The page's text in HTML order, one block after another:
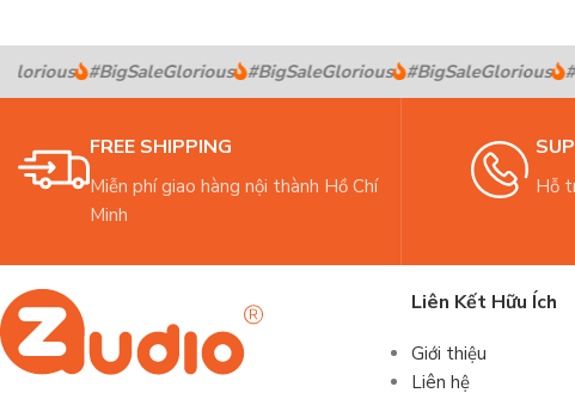
#BigSaleGlorious #BigSaleGlorious #BigSaleGlorious
FREE SHIPPING
Miễn phí giao hàng nội thành Hồ Chí
Minh
Hỗ
Liên Kết Hữu Ích
Giới thiệu
Liên hệ